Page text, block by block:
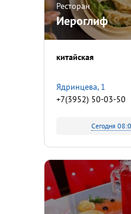
Ресторан
Иероглиф
китайская
Ядринцева, 1
+7(3952) 50-03-50
Сегодня